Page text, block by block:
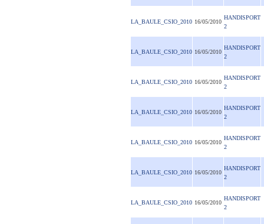
LA_BAULE_CSIO_2010 16/05/2010
HANDISPORT
2
LA_BAULE_CSIO_2010 16/05/2010
HANDISPORT
2
LA_BAULE_CSIO_2010 16/05/2010
HANDISPORT
2
LA_BAULE_CSIO_2010 16/05/2010
HANDISPORT
2
LA_BAULE_CSIO_2010 16/05/2010
HANDISPORT
2
LA_BAULE_CSIO_2010 16/05/2010
HANDISPORT
2
LA_BAULE_CSIO_2010 16/05/2010
HANDISPORT
2